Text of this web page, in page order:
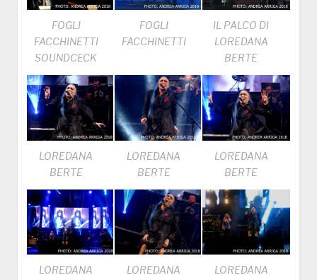
FOGLI
FACCHINETTI
SOUNDCECK
FOGLI
FACCHINETTI
IL PALCO DI
LOREDANA
BERTE
LOREDANA
BERTE
LOREDANA
BERTE
LOREDANA
BERTE
LOREDANA
LOREDANA
LOREDANA